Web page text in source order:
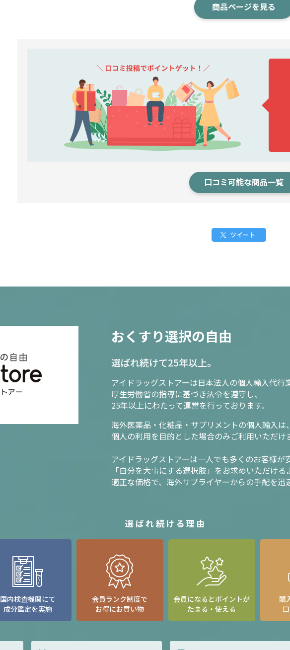
商品ページを見る
口コミ可能な商品一覧
ツイート
おくすり選択の自由
選ばれ続けて25年以上。
アイドラッグストアーは日本法人の個人輸入代行
厚生労働省の指導に基づき法令を遵守し、
25年以上にわたって運営を行っております。
海外医薬品・化粧品・サプリメントの個人輸入は、
個人の利用を目的とした場合のみご利用いただけ
アイドラッグストアーは一人でも多くのお客様が
「自分を大事にする選択肢」をお求めいただける
適正な価格で、海外サプライヤーからの手配を迅
選ばれ続ける理由
国内検査機関にて
成分鑑定を実施
会員ランク制度で
お得にお買い物
会員になるとポイントが
たまる・使える
購